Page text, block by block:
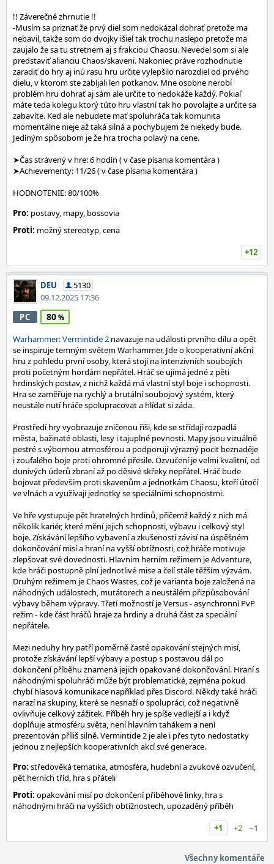
!! Záverečné zhrnutie !!
-Musím sa priznať že prvý diel som nedokázal dohrať pretože ma
nebavil, takže som do dvojky išiel tak trochu naslepo pretože ma
zaujalo že sa tu stretnem aj s frakciou Chaosu. Nevedel som si ale
predstaviť alianciu Chaos/skaveni. Nakoniec práve rozhodnutie
zaradiť do hry aj inú rasu hru určite vylepšilo narozdiel od prvého
dielu, v ktorom ste zabíjali len potkanov. Mne osobne nerobí
problém hru dohrať aj sám ale určite to nedokáže každý. Pokiaľ
máte teda kolegu ktorý túto hru vlastní tak ho povolajte a určite sa
zabavíte. Ked ale nebudete mať spoluhráča tak komunita
momentálne nieje až taká silná a pochybujem že niekedy bude.
Jedíným spôsobom je že hra trocha polavý na cene.
➤Čas strávený v hre: 6 hodín ( v čase písania komentára )
➤Achievementy: 11/26 ( v čase písania komentára )
HODNOTENIE: 80/100%
Pro: postavy, mapy, bossovia
Proti: možný stereotyp, cena
+12
DEU
5130
09.12.2025 17:36
PC
80
Warhammer: Vermintide 2 navazuje na události prvního dílu a opět
se inspiruje temným světem Warhammer. Jde o kooperativní akční
hru z pohledu první osoby, která stojí na intenzivních soubojích
proti početným hordám nepřátel. Hráč se ujímá jedné z pěti
hrdinských postav, z nichž každá má vlastní styl boje i schopnosti.
Hra se zaměřuje na rychlý a brutální soubojový systém, který
neustále nutí hráče spolupracovat a hlídat si záda.
Prostředí hry vyobrazuje zničenou říši, kde se střídají rozpadlá
města, bažinaté oblasti, lesy i tajuplné pevnosti. Mapy jsou vizuálně
pestré s výbornou atmosférou a podporují výrazný pocit beznaděje
i zoufalého boje proti ohromné přesile. Ozvučení je velmi kvalitní, od
dunivých úderů zbraní až po děsivé skřeky nepřátel. Hráč bude
bojovat především proti skavenům a jednotkám Chaosu, kteří útočí
ve vlnách a využívají jednotky se speciálními schopnostmi.
Ve hře vystupuje pět hratelných hrdinů, přičemž každý z nich má
několik kariér, které mění jejich schopnosti, výbavu i celkový styl
boje. Získávání lepšího vybavení a zkušeností závisí na úspěšném
dokončování misí a hraní na vyšší obtížnosti, což hráče motivuje
zlepšovat své dovednosti. Hlavním herním režimem je Adventure,
kde hráči postupně plní jednotlivé mise a čelí stále těžším výzvám.
Druhým režimem je Chaos Wastes, což je varianta boje založená na
náhodných událostech, mutátorech a neustálém přizpůsobování
výbavy během výpravy. Třetí možností je Versus - asynchronní PvP
režim - kde část hráčů hraje za hrdiny a druhá část za speciální
nepřátele.
Mezi neduhy hry patří poměrně časté opakování stejných misí,
protože získávání lepší výbavy a postup s postavou dál po
dokončení příběhu znamená jejich opakované dokončování. Hraní s
náhodnými spoluhráči může být problematické, zejména pokud
chybí hlasová komunikace například přes Discord. Někdy také hráči
narazí na skupiny, které se nesnaží o spolupráci, což negativně
ovlivňuje celkový zážitek. Příběh hry je spíše vedlejší a i když
doplňuje atmosféru světa, není hlavním tahákem a není
prezentován příliš silně. Vermintide 2 je ale i přes tyto nedostatky
jednou z nejlepších kooperativních akcí své generace.
Pro: středověká tematika, atmosféra, hudební a zvukové ozvučení,
pět herních tříd, hra s přáteli
Proti: opakování misí po dokončení příběhové linky, hra s
náhodnými hráči na vyšších obtížnostech, upozaděný příběh
+1
+2 −1
Všechny komentáře